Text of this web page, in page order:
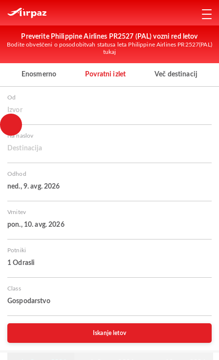
Preverite Philippine Airlines PR2527 (PAL) vozni red letov
Bodite obveščeni o posodobitvah statusa leta Philippine Airlines PR2527(PAL)
tukaj
Enosmerno Povratni izlet Več destinacij
Od
Izvor
Na naslov
Destinacija
Odhod
ned., 9. avg. 2026
Vrnitev
pon., 10. avg. 2026
Potniki
1 Odrasli
Class
Gospodarstvo
Iskanje letov